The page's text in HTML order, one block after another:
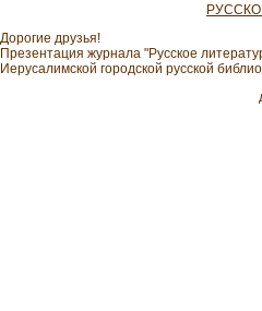
Дорогие друзья!
Презентация журнала "Русское
Иерусалимской городской русской